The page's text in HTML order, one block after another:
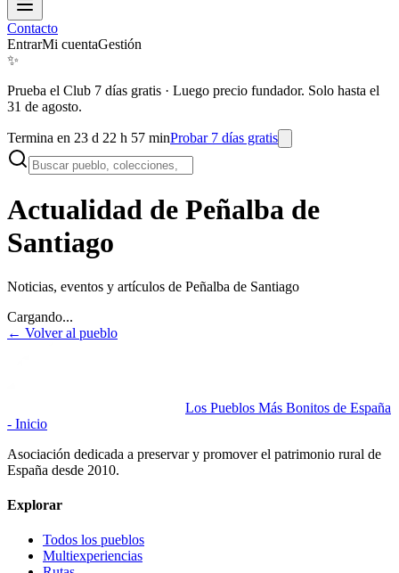
Contacto
EntrarMi cuentaGestión
✨
Prueba el Club 7 días gratis · Luego precio fundador. Solo hasta el
31 de agosto.
Termina en 23 d 22 h 57 minProbar 7 días gratis
Actualidad de Peñalba de
Santiago
Noticias, eventos y artículos de Peñalba de Santiago
Cargando...
← Volver al pueblo
Los Pueblos Más Bonitos de España
- Inicio
Asociación dedicada a preservar y promover el patrimonio rural de
España desde 2010.
Explorar
Todos los pueblos
Multiexperiencias